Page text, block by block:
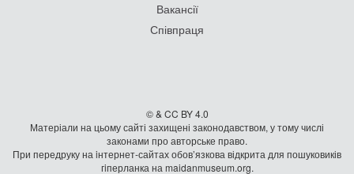
Вакансії
Співпраця
© & CC BY 4.0
Матеріали на цьому сайті захищені законодавством, у тому числі
законами про авторське право.
При передруку на iнтернет-сайтах обов’язкова відкрита для пошуковиків
гiперланка на maidanmuseum.org.